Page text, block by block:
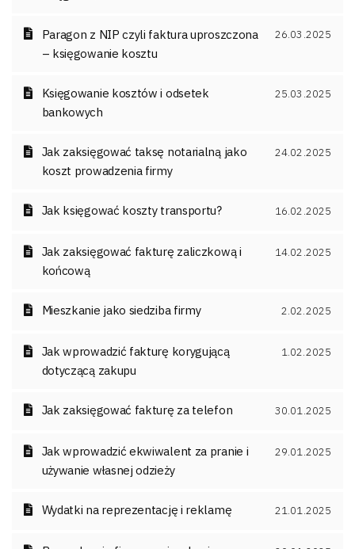
Paragon z NIP czyli faktura uproszczona
– księgowanie kosztu
26.03.2025
Księgowanie kosztów i odsetek
bankowych
25.03.2025
Jak zaksięgować taksę notarialną jako
koszt prowadzenia firmy
24.02.2025
Jak księgować koszty transportu? 16.02.2025
Jak zaksięgować fakturę zaliczkową i
końcową
14.02.2025
Mieszkanie jako siedziba firmy 2.02.2025
Jak wprowadzić fakturę korygującą
dotyczącą zakupu
1.02.2025
Jak zaksięgować fakturę za telefon 30.01.2025
Jak wprowadzić ekwiwalent za pranie i
używanie własnej odzieży
29.01.2025
Wydatki na reprezentację i reklamę 21.01.2025